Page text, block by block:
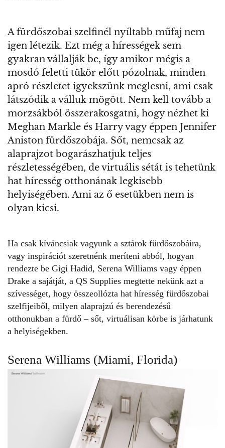
A fürdőszobai szelfinél nyíltabb műfaj nem
igen létezik. Ezt még a hírességek sem
gyakran vállalják be, így amikor mégis a
mosdó feletti tükör előtt pózolnak, minden
apró részletet igyekszünk meglesni, ami csak
látszódik a válluk mögött. Nem kell tovább a
morzsákból összerakosgatni, hogy nézhet ki
Meghan Markle és Harry vagy éppen Jennifer
Aniston fürdőszobája. Sőt, nemcsak az
alaprajzot bogarászhatjuk teljes
részletességében, de virtuális sétát is tehetünk
hat híresség otthonának legkisebb
helyiségében. Ami az ő esetükben nem is
olyan kicsi.
Ha csak kíváncsiak vagyunk a sztárok fürdőszobáira,
vagy inspirációt szeretnénk meríteni abból, hogyan
rendezte be Gigi Hadid, Serena Williams vagy éppen
Drake a sajátját, a QS Supplies megtette nekünk azt a
szívességet, hogy összeollózta hat híresség fürdőszobai
szelfijeiből, milyen alaprajzú és berendezésű
otthonukban a fürdő – sőt, virtuálisan körbe is járhatunk
a helyiségekben.
Serena Williams (Miami, Florida)